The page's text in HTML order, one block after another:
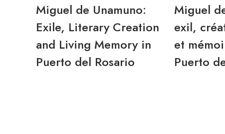
Miguel de Unamuno:
Exile, Literary Creation
and Living Memory in
Puerto del Rosario
Miguel
exil,
et
Puerto